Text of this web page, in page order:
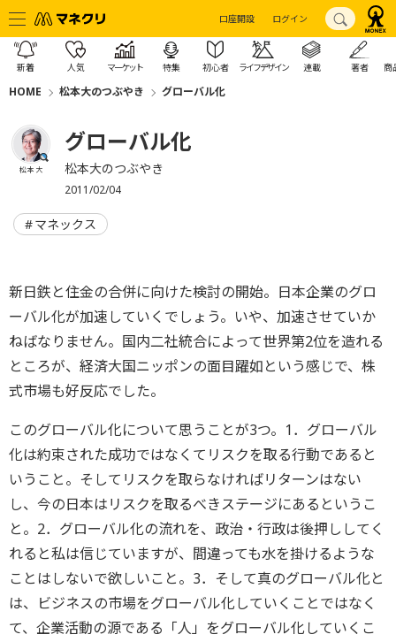
口座開設 ログイン
新着 人気 マーケット 特集 初心者 ライフデザイン 連載 著者 商
HOME 松本大のつぶやき グローバル化
松本 大
グローバル化
松本大のつぶやき
2011/02/04
マネックス
新日鉄と住金の合併に向けた検討の開始。日本企業のグロ
ーバル化が加速していくでしょう。いや、加速させていか
ねばなりません。国内二社統合によって世界第2位を造れる
ところが、経済大国ニッポンの面目躍如という感じで、株
式市場も好反応でした。
このグローバル化について思うことが3つ。1．グローバル
化は約束された成功ではなくてリスクを取る行動であると
いうこと。そしてリスクを取らなければリターンはない
し、今の日本はリスクを取るべきステージにあるというこ
と。2．グローバル化の流れを、政治・行政は後押ししてく
れると私は信じていますが、間違っても水を掛けるような
ことはしないで欲しいこと。3．そして真のグローバル化と
は、ビジネスの市場をグローバル化していくことではなく
て、企業活動の源である「人」をグローバル化していくこ